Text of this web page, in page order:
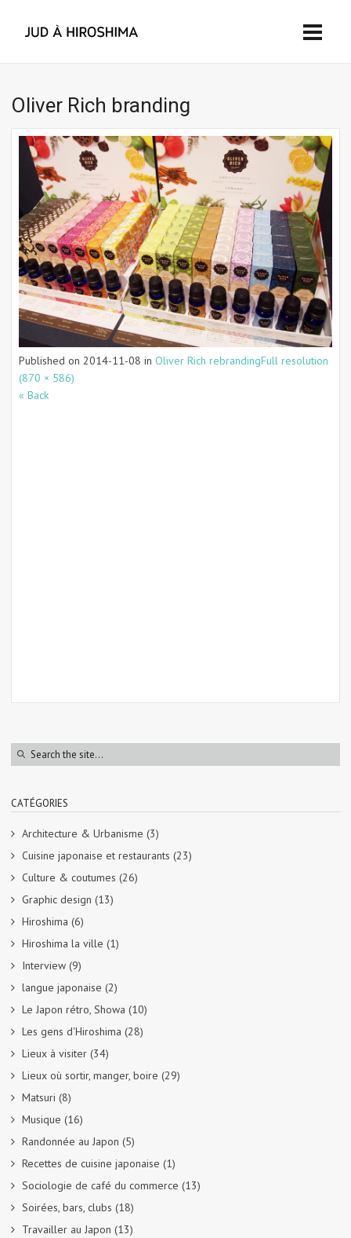
Oliver Rich branding
Published on 2014-11-08 in Oliver Rich rebrandingFull resolution
(870 × 586)
« Back
CATÉGORIES
Architecture & Urbanisme (3)
Cuisine japonaise et restaurants (23)
Culture & coutumes (26)
Graphic design (13)
Hiroshima (6)
Hiroshima la ville (1)
Interview (9)
langue japonaise (2)
Le Japon rétro, Showa (10)
Les gens d'Hiroshima (28)
Lieux à visiter (34)
Lieux où sortir, manger, boire (29)
Matsuri (8)
Musique (16)
Randonnée au Japon (5)
Recettes de cuisine japonaise (1)
Sociologie de café du commerce (13)
Soirées, bars, clubs (18)
Travailler au Japon (13)